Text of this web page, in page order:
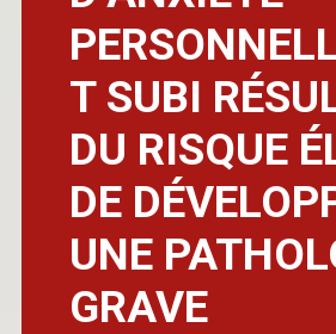
T SUBI
DU RISQUE
DE
UNE
GRAVE